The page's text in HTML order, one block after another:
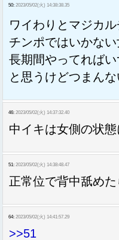
50: 2023/05/02(火) 14:38:38.35
ワイわりとマジカ
チンポではいかな
長期間やってれば
と思うけどつまん
46: 2023/05/02(火) 14:37:32.40
中イキは女側の状
51: 2023/05/02(火) 14:38:48.47
正常位で背中舐め
64: 2023/05/02(火) 14:41:57.29
>>51